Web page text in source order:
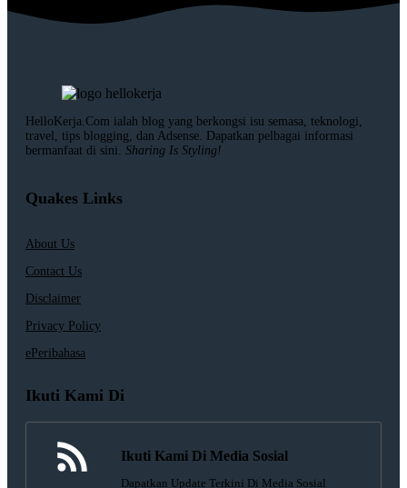
HelloKerja.Com ialah blog yang berkongsi isu semasa, teknologi,
travel, tips blogging, dan Adsense. Dapatkan pelbagai informasi
bermanfaat di sini. Sharing Is Styling!
Quakes Links
About Us
Contact Us
Disclaimer
Privacy Policy
ePeribahasa
Ikuti Kami Di
Ikuti Kami Di Media Sosial
Dapatkan Update Terkini Di Media Sosial